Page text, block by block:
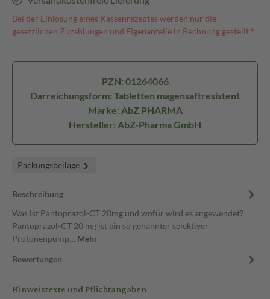
Bei der Einlösung eines Kassenrezeptes werden nur die
gesetzlichen Zuzahlungen und Eigenanteile in Rechnung gestellt.⁴
PZN: 01264066
Darreichungsform: Tabletten magensaftresistent
Marke: AbZ PHARMA
Hersteller: AbZ-Pharma GmbH
Packungsbeilage
Beschreibung
Was ist Pantoprazol-CT 20mg und wofür wird es angewendet?
Pantoprazol-CT 20 mg ist ein so genannter selektiver
Protonenpump… Mehr
Bewertungen
Hinweistexte und Pflichtangaben